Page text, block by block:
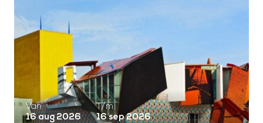
Van
16 aug 2026
T/m
16 sep 2026